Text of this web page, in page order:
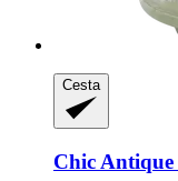
Cesta
Chic Antique